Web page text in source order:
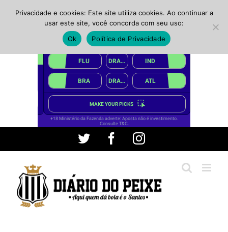
conteúdo
Twitter FacebookInstagram
Privacidade e cookies: Este site utiliza cookies. Ao continuar a
usar este site, você concorda com seu uso:
Ok
Política de Privacidade